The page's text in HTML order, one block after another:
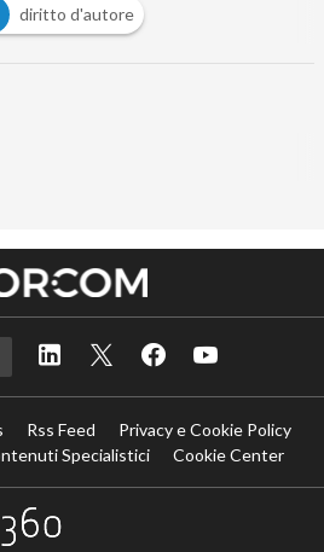
diritto d'autore
Rss Feed
Privacy e Cookie Policy
Specialistici
Cookie Center